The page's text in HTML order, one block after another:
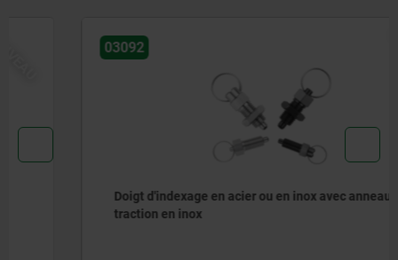
NOUVEAU
Doigt d'indexage en acier ou en inox avec anneau de
traction en inox